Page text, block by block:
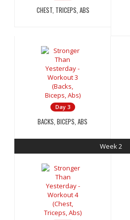
CHEST, TRICEPS, ABS
Day 3
BACKS, BICEPS, ABS
Week 2